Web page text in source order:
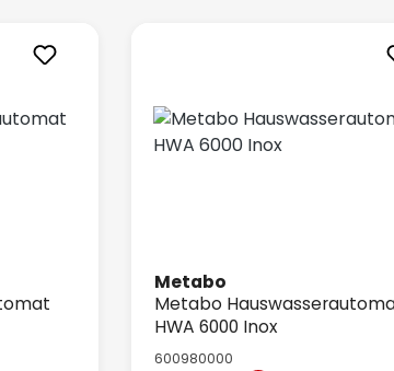
Metabo
Metabo
HWA 6000 Inox
600980000